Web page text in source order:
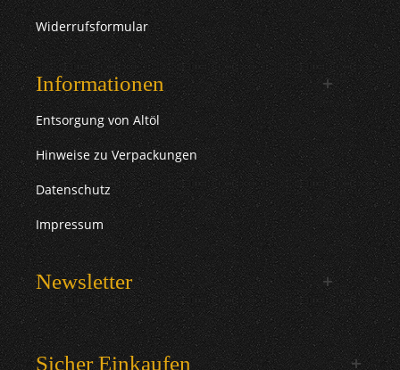
Widerrufsformular
Informationen
Entsorgung von Altöl
Hinweise zu Verpackungen
Datenschutz
Impressum
Newsletter
Sicher Einkaufen